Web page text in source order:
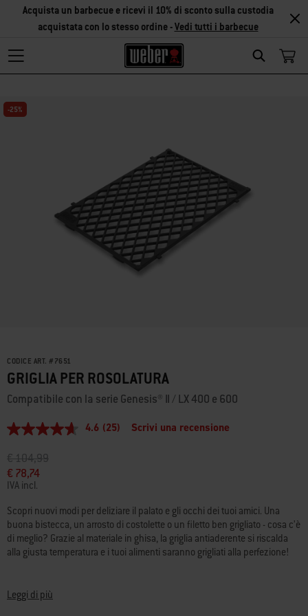
Search
Acquista un barbecue e ricevi il 10% di sconto sulla custodia
acquistata con lo stesso ordine -Vedi tutti i barbecue
-25%
CODICE ART. # 7651
GRIGLIA PER ROSOLATURA
Compatibile con la serie Genesis® II / LX 400 e 600
4.6
su
5
,
valore
valutazione
medio.
Read
25
Reviews.
alla
pagina.
4.6 (25) Scrivi una recensione
Prezzo ridotto da
€ 104,99a
€ 78,74
IVA incl.
Scopri nuovi modi per deliziare il palato e gli occhi dei tuoi amici. Una
buona bistecca, un arrosto di costolette o un filetto ben grigliato - cosa c’è
di meglio? Grazie al materiale in ghisa, la griglia antiaderente si riscalda
alla giusta temperatura e i tuoi alimenti saranno grigliati alla perfezione!
Leggi di più